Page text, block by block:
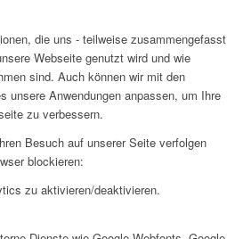
die uns - teilweise zusammengefasst
Webseite genutzt wird und wie
sind. Auch können wir mit den
unsere Anwendungen anpassen, um Ihre
zu verbessern.
Besuch auf unserer Seite verfolgen
blockieren:
zu aktivieren/deaktivieren.